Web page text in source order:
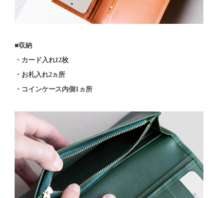
■収納
・カード入れ12枚
・お札入れ2ヵ所
・コインケース内側1ヵ所